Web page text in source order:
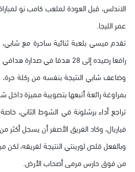
الاندلس، قبل العودة لملعب كامب نو
عمر الليجا.
تقدم ميسي بلعبة ثنائية ساحرة مع
رافعا رصيده إلى 28 هدفا في صدارة هدافي المسابقة.
وضاعف شابي النتيجة بنفسه من ركلة
بمراوغة رائعة أتبعها بتصويبة مميزة داخل
تراجع أداء برشلونة في الشوط
فياريال، وكاد الفريق الأصفر أن يسجل أكثر
وبالفعل قلص لورينتي النتيجة لفريقه،
من فوق حارس مرمى أصحاب الأرض.